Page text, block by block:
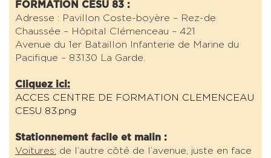
FORMATION CESU 83 :
Adresse : Pavillon Coste-boyère – Rez-de
Chaussée – Hôpital Clémenceau – 421
Avenue du 1er Bataillon Infanterie de Marine du
Pacifique – 83130 La Garde.
Cliquez ici:
ACCES CENTRE DE FORMATION CLEMENCEAU
CESU 83.png
Stationnement facile et malin :
Voitures: de l’autre côté de l’avenue, juste en face